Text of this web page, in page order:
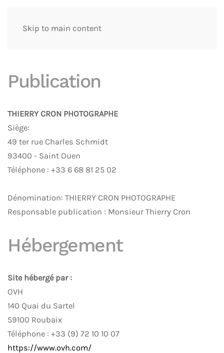
Skip to main content
Publication
THIERRY CRON PHOTOGRAPHE
Siège:
49 ter rue Charles Schmidt
93400 - Saint Ouen
Téléphone : +33 6 68 81 25 02
Dénomination: THIERRY CRON PHOTOGRAPHE
Responsable publication : Monsieur Thierry Cron
Hébergement
Site hébergé par :
OVH
140 Quai du Sartel
59100 Roubaix
Téléphone : +33 (9) 72 10 10 07
https://www.ovh.com/